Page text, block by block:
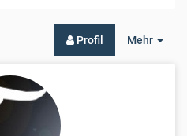
Mehr
Profil